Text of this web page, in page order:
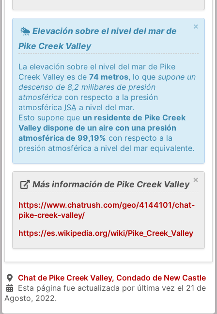
×
Elevación sobre el nivel del mar de
Pike Creek Valley
La elevación sobre el nivel del mar de Pike
Creek Valley es de74 metros, lo quesupone un
descenso de 8,2 milibares de presión
atmosférica con respecto a la presión
atmosférica ISA a nivel del mar.
Esto supone que un residente de Pike Creek
Valley dispone de un aire con una presión
atmosférica de 99,19% con respecto a la
presión atmosférica a nivel del mar equivalente.
×
Más información de Pike Creek Valley
https://www.chatrush.com/geo/4144101/chat-
pike-creek-valley/
https://es.wikipedia.org/wiki/Pike_Creek_Valley
Chat de Pike Creek Valley, Condado de New Castle
Esta página fue actualizada por última vez el 21 de
Agosto, 2022.